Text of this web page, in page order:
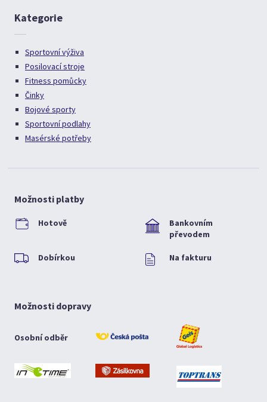
Kategorie
Sportovní výživa
Posilovací stroje
Fitness pomůcky
Činky
Bojové sporty
Sportovní podlahy
Masérské potřeby
Možnosti platby
Hotově
Bankovním
převodem
Dobírkou Na fakturu
Možnosti dopravy
Osobní odběr